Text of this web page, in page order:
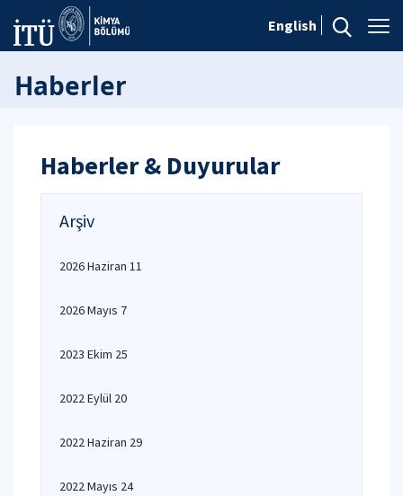
English
Haberler
Haberler & Duyurular
Arşiv
2026 Haziran 11
2026 Mayıs 7
2023 Ekim 25
2022 Eylül 20
2022 Haziran 29
2022 Mayıs 24